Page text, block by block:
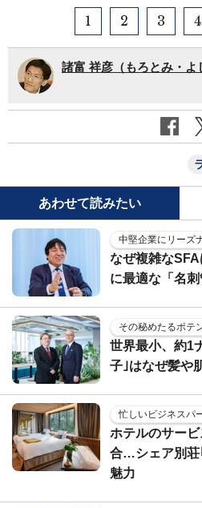
1 2 3 4
諸富 祥彦（もろとみ・よ
あわせて読みたい
中堅企業にリーズ
なぜ複雑な
に最適な「名
その秘めたるポテ
世界最小、約1
子｣はなぜ髪や
忙しいビジネスパ
ホテルのサー
合…シェア別荘
魅力